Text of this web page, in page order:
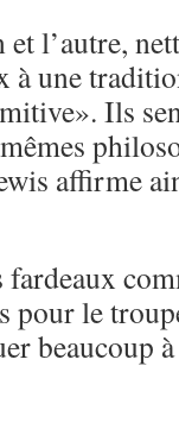
l’autre,
à une
Ils
affirme
pour le
beaucoup